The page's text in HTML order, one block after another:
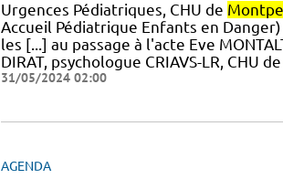
Urgences Pédiatriques, CHU de
Accueil Pédiatrique Enfants en
les [...] au passage à l'acte Eve
DIRAT, psychologue CRIAVS-LR, CHU de
31/05/2024 02:00
AGENDA